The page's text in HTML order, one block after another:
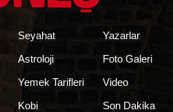
Seyahat
Astroloji
Yemek Tarifleri
Kobi
Yazarlar
Foto Galeri
Video
Son Dakika